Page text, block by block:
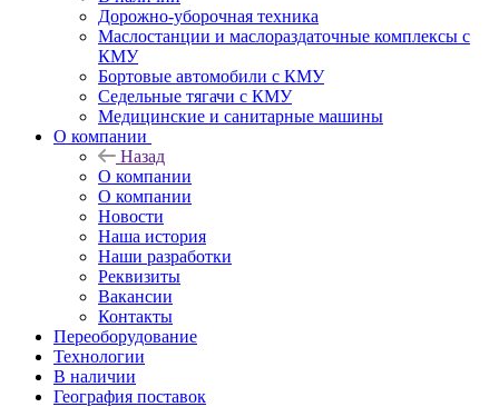
Дорожно-уборочная техника
Маслостанции и маслораздаточные комплексы с
КМУ
Бортовые автомобили с КМУ
Седельные тягачи с КМУ
Медицинские и санитарные машины
О компании
Назад
О компании
О компании
Новости
Наша история
Наши разработки
Реквизиты
Вакансии
Контакты
Переоборудование
Технологии
В наличии
География поставок